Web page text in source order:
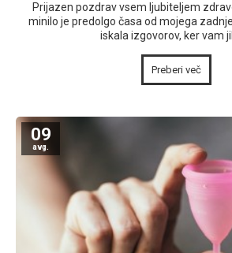
Prijazen pozdrav vsem ljubiteljem
minilo je predolgo časa od mojega
iskala izgovorov, ker vam
Preberi več
09
avg.